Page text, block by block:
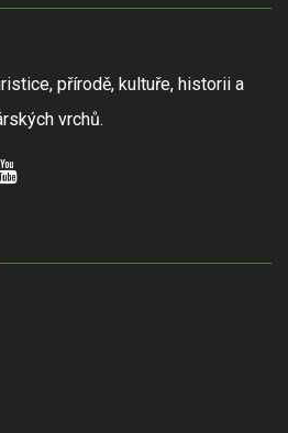
přírodě, kultuře, historii a
vrchů.